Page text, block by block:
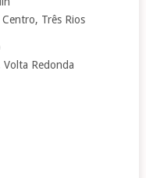
Três Rios
Volta Redonda